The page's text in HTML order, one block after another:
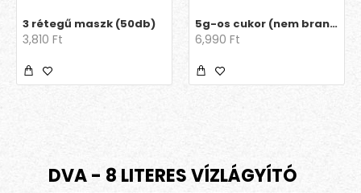
3 rétegű maszk (50db)
3,810 Ft
5g-os cukor (nem brandingelt)
6,990 Ft
DVA - 8 LITERES VÍZLÁGYÍTÓ